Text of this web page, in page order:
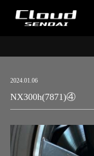
2024.01.06
NX300h(7871)④